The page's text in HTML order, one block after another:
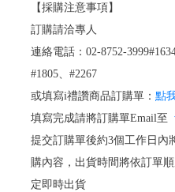
【採購注意事項】
訂購請洽專人
連絡電話：02-8752-
#1805、#2267
或填寫i禮讚商品訂購單： 點
填寫完成請將訂購單Email至
提交訂購單後約3個工作日內
購內容，出貨時間將依訂單
定即時出貨